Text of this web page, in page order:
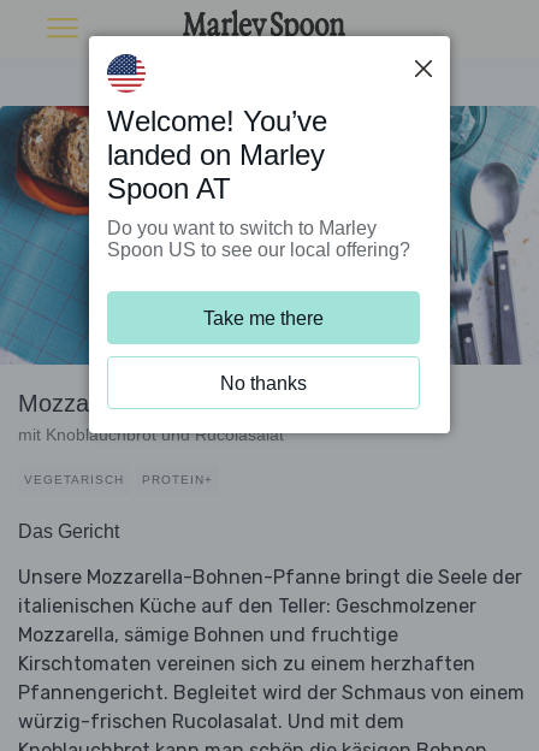
Mozzarella-Bohnen-Pfanne
mit Knoblauchbrot und Rucolasalat
VEGETARISCH PROTEIN+
Das Gericht
Unsere Mozzarella-Bohnen-Pfanne bringt die Seele der
italienischen Küche auf den Teller: Geschmolzener
Mozzarella, sämige Bohnen und fruchtige
Kirschtomaten vereinen sich zu einem herzhaften
Pfannengericht. Begleitet wird der Schmaus von einem
würzig-frischen Rucolasalat. Und mit dem
Welcome! You’ve
landed on Marley
Spoon AT
Do you want to switch to Marley
Spoon US to see our local offering?
Take me there
No thanks